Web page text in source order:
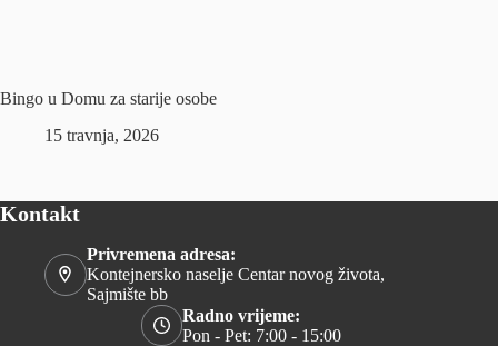
Bingo u Domu za starije osobe
15 travnja, 2026
Kontakt
Privremena adresa:
Kontejnersko naselje Centar novog života,
Sajmište bb
Radno vrijeme:
Pon - Pet: 7:00 - 15:00